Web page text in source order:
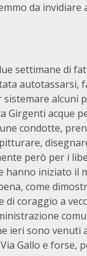
da invidiare
settimane di
autotassarsi,
sistemare alcuni
Girgenti acque
condotte,
però per i
hanno iniziato il
come
di coraggio a
ieri sono venuti
Gallo e forse,